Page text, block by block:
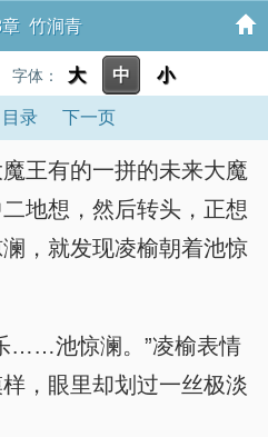
竹涧青
体： 大 中 小
目录 下一页
王有的一拼的未来大魔
地想，然后转头，正想
，就发现凌榆朝着池惊
……池惊澜。”凌榆表情
，眼里却划过一丝极淡